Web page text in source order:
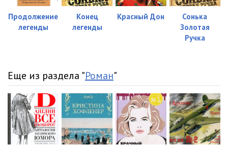
08_03_Komanda 23:48
15:41
11_01_Pervoe kreschenie
11_02_Pervoe kreschenie 25:40
11_03_Pervoe kreschenie 26:52
11_04_Pervoe kreschenie 23:27
Продолжение
легенды
Конец
легенды
Красный Дон
Сонька
Золотая
Ручка
Еще из раздела "Роман"